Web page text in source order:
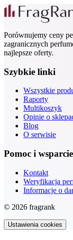
Porównujemy ceny
zagranicznych
najlepsze oferty.
Szybkie linki
Wszystkie
Raporty
Multikoszyk
Opinie o
Blog
O serwisie
Pomoc i wsparcie
Kontakt
Weryfikacja
Informacje o
© 2026 fragrank
Ustawienia cookies